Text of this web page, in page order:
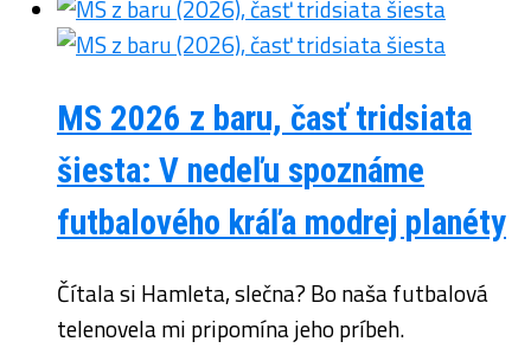
MS 2026 z baru, časť tridsiata
šiesta: V nedeľu spoznáme
futbalového kráľa modrej planéty
Čítala si Hamleta, slečna? Bo naša futbalová
telenovela mi pripomína jeho príbeh.